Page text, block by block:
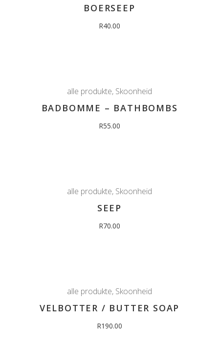
BOERSEEP
R40.00
alle produkte, Skoonheid
BADBOMME – BATHBOMBS
R55.00
alle produkte, Skoonheid
SEEP
R70.00
alle produkte, Skoonheid
VELBOTTER / BUTTER SOAP
R190.00